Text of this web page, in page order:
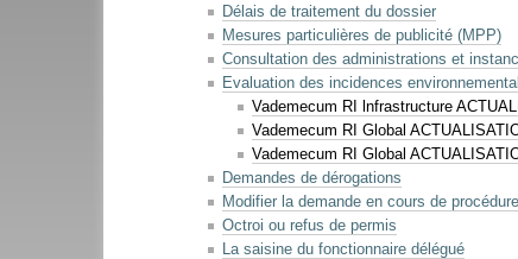
Délais de traitement du dossier
Mesures particulières de publicité (MPP)
Consultation des administrations et
Evaluation des incidences
Vademecum RI lnfrastructure
Vademecum RI Global
Vademecum RI Global
Demandes de dérogations
Modifier la demande en cours de procédure
Octroi ou refus de permis
La saisine du fonctionnaire délégué